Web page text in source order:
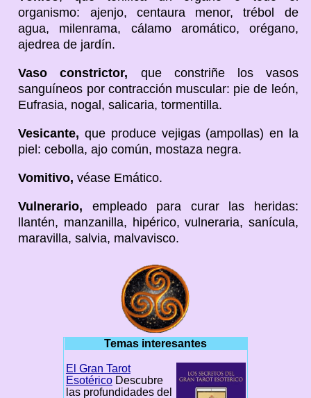
organismo: ajenjo, centaura menor, trébol de
agua, milenrama, cálamo aromático, orégano,
ajedrea de jardín.
Vaso constrictor, que constriñe los vasos
sanguíneos por contracción muscular: pie de león,
Eufrasia, nogal, salicaria, tormentilla.
Vesicante,que produce vejigas (ampollas) en la
piel: cebolla, ajo común, mostaza negra.
Vomitivo,véase Emático.
Vulnerario, empleado para curar las heridas:
llantén, manzanilla, hipérico, vulneraria, sanícula,
maravilla, salvia, malvavisco.
Temas interesantes
El Gran Tarot
EsotéricoDescubre
las profundidades del